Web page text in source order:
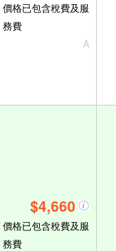
價格已包含稅費及服
務費
A
$4,660
價格已包含稅費及服
務費